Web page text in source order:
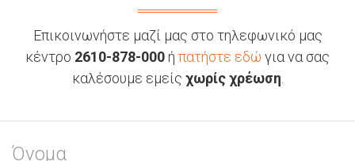
Επικοινωνήστε μαζί μας στο τηλεφωνικό μας
κέντρο 2610-878-000 ή πατήστε εδώ για να σας
καλέσουμε εμείς χωρίς χρέωση